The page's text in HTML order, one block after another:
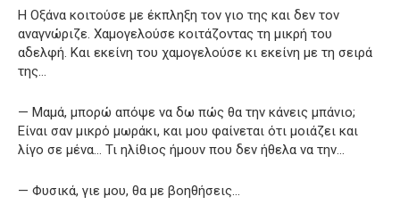
Η Οξάνα κοιτούσε με έκπληξη τον γιο της και δεν τον
αναγνώριζε. Χαμογελούσε κοιτάζοντας τη μικρή του
αδελφή. Και εκείνη του χαμογελούσε κι εκείνη με τη σειρά
της…
— Μαμά, μπορώ απόψε να δω πώς θα την κάνεις μπάνιο;
Είναι σαν μικρό μωράκι, και μου φαίνεται ότι μοιάζει και
λίγο σε μένα… Τι ηλίθιος ήμουν που δεν ήθελα να την…
— Φυσικά, γιε μου, θα με βοηθήσεις…